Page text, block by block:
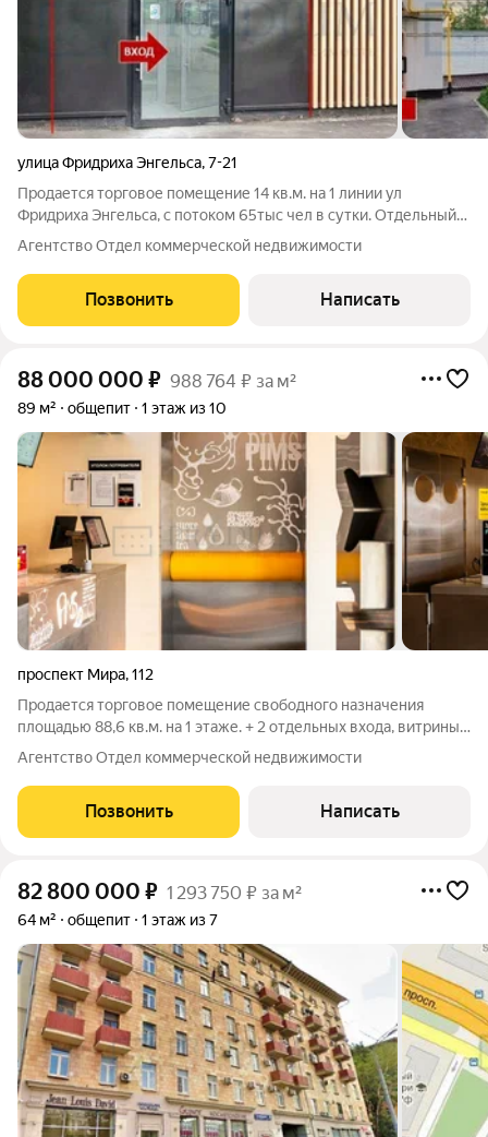
улица Фридриха Энгельса,7-21
Продается торговое помещение 14 кв.м. на 1 линии ул
Фридриха Энгельса, с потоком 65тыс чел в сутки. Отдельный
вход! Витринное окно! Место для вывески на фасаде! Большая
эл.мощность! Высокие потолки! Мокрая точка в помещении!
Организуем просмотр в
Агентство Отдел коммерческой недвижимости
Позвонить Написать
88 000 000 ₽ 988 764 ₽ за м²
89 м² общепит 1 этаж из 10
проспект Мира,112
Продается торговое помещение свободного назначения
площадью 88,6 кв.м. на 1 этаже. + 2 отдельных входа, витрины.
+ Высокий трафик около метро Алексеевская. + Планировка:
клиентский зал, кухня, два санузла (клиентский и в кухне). +
Новый ремонт. +
Агентство Отдел коммерческой недвижимости
Позвонить Написать
82 800 000 ₽ 1 293 750 ₽ за м²
64 м² общепит 1 этаж из 7